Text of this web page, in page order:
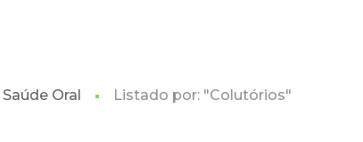
Saúde Oral Listado por: "Colutórios"